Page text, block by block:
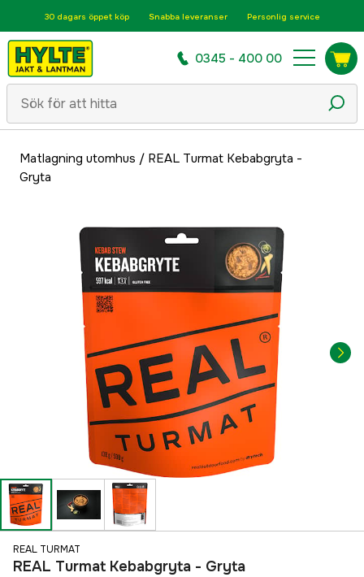
30 dagars öppet köp Snabba leveranser Personlig service
0345 - 400 00
Matlagning utomhus / REAL Turmat Kebabgryta -
Gryta
REAL TURMAT
REAL Turmat Kebabgryta - Gryta